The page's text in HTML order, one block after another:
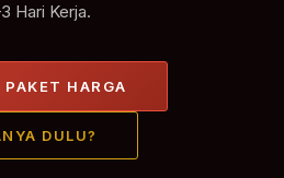
Hari Kerja.
HARGA
DULU?